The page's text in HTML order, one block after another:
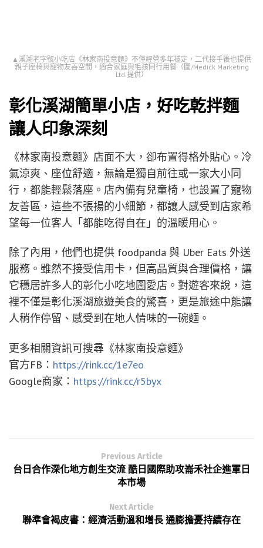
滷味部分更是亮點之一，無論是滷得入味的大腸、滑
嫩的米血，還是吸飽滷汁的豆干，拼盤品項豐富、份
在尋找彰化滷味拼盤推薦時的第一印象。這些品項，
不僅豐富了餐桌，也豐富了彰化溪湖美食文化的樣
貌。
▲溪湖老字號小吃店《林家南投意麵》不僅經營多年穩定，二代接手後也提供
親子座椅與寵物友善空間，適合家庭與毛孩同行用餐（圖/Medick Marketing
Ltd.提供）
彰化溪湖簡單小店，好吃乾拌麵
讓人印象深刻
《林家南投意麵》店面不大，卻布置得格外貼心。冷
氣涼爽、座位舒適，無論是獨自前往或一家大小同
行，都能輕鬆落座。店內備有兒童椅，也設置了寵物
服務。雖然不接受信用卡，但高品質與合理價格，讓
它穩居許多人的彰化小吃地圖愛店。對遊客來說，這
人稍作停留、感受到在地人情味的一碗麵。